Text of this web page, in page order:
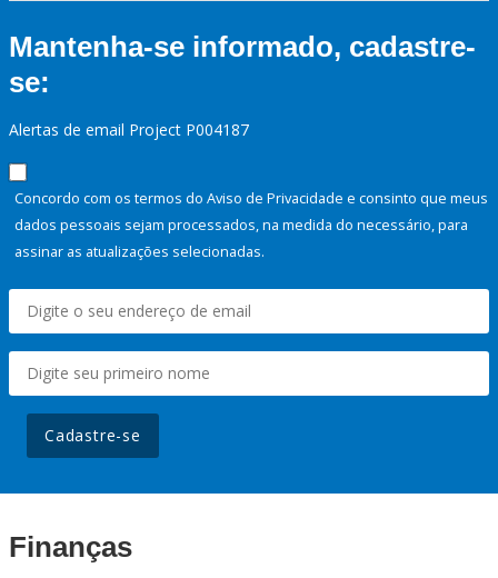
Mantenha-se informado, cadastre-
se:
Alertas de email Project P004187
Concordo com os termos do Aviso de Privacidade e consinto que meus
dados pessoais sejam processados, na medida do necessário, para
assinar as atualizações selecionadas.
Cadastre-se
Finanças